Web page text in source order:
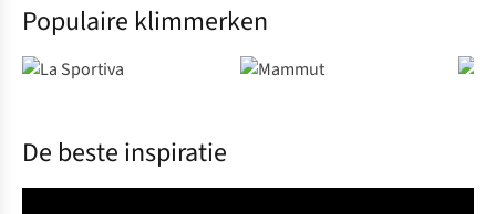
Populaire klimmerken
De beste inspiratie